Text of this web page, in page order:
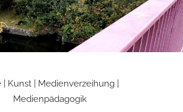
| Kunst | Medienverzeihung |
Medienpädagogik